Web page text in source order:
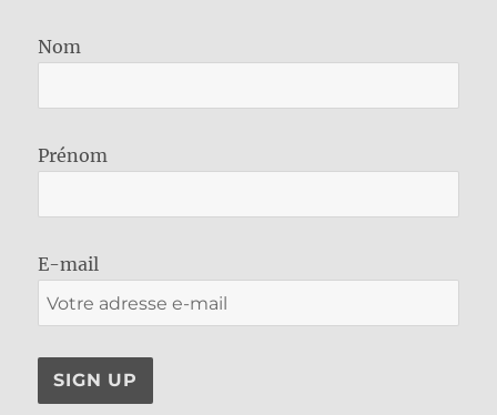
Nom
Prénom
E-mail